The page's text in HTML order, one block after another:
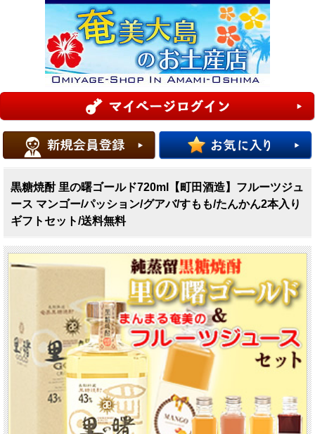
黒糖焼酎 里の曙ゴールド720ml【町田酒造】フルーツジュ
ース マンゴー/パッション/グアバ/すもも/たんかん2本入り
ギフトセット/送料無料